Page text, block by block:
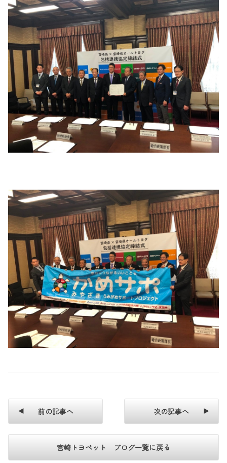
前の記事へ
宮崎トヨペット ブログ一覧に戻る
次の記事へ